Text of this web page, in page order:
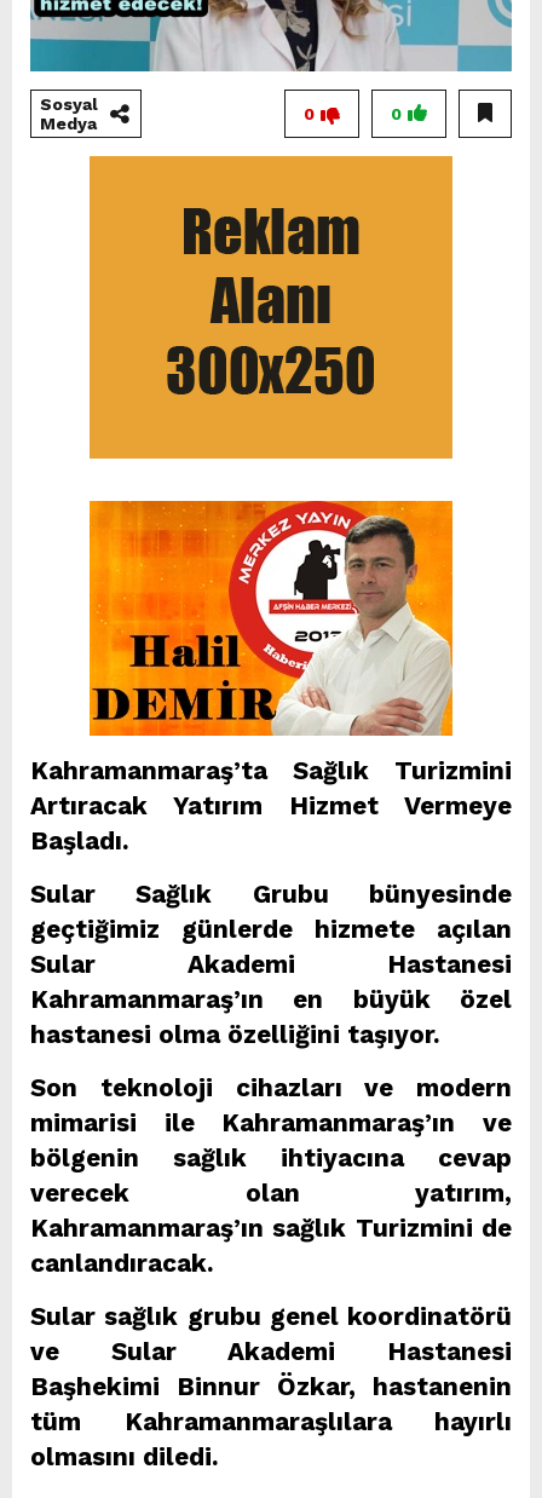
Sosyal
Medya
0
0
Kahramanmaraş’ta Sağlık Turizmini
Artıracak Yatırım Hizmet Vermeye
Başladı.
Sular Sağlık Grubu bünyesinde
geçtiğimiz günlerde hizmete açılan
Sular Akademi Hastanesi
Kahramanmaraş’ın en büyük özel
hastanesi olma özelliğini taşıyor.
Son teknoloji cihazları ve modern
mimarisi ile Kahramanmaraş’ın ve
bölgenin sağlık ihtiyacına cevap
verecek olan yatırım,
Kahramanmaraş’ın sağlık Turizmini de
canlandıracak.
Sular sağlık grubu genel koordinatörü
ve Sular Akademi Hastanesi
Başhekimi Binnur Özkar, hastanenin
tüm Kahramanmaraşlılara hayırlı
olmasını diledi.